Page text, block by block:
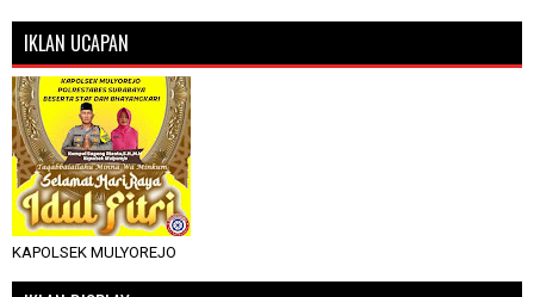
IKLAN UCAPAN
KAPOLSEK MULYOREJO